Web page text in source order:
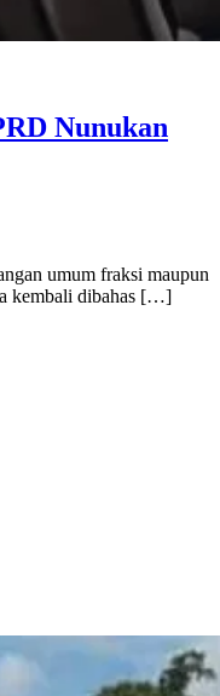
Nunukan
umum fraksi maupun
kembali dibahas […]